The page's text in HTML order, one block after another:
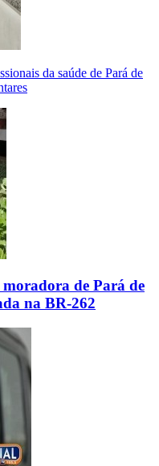
da saúde de Pará de
de Pará de
na BR-262